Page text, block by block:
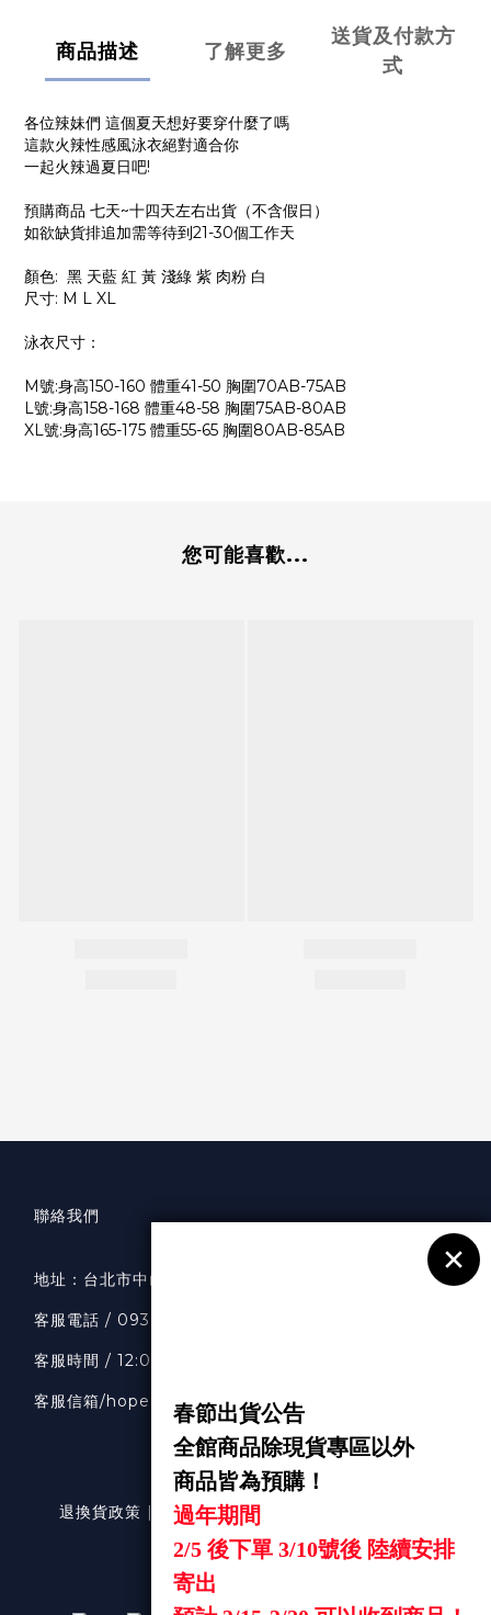
商品描述 了解更多
送貨及付款方
式
各位辣妹們 這個夏天想好要穿什麼了嗎
這款火辣性感風泳衣絕對適合你
一起火辣過夏日吧!
預購商品 七天~十四天左右出貨（不含假日）
如欲缺貨排追加需等待到21-30個工作天
顏色: 黑 天藍 紅 黃 淺綠 紫 肉粉 白
尺寸: M L XL
泳衣尺寸：
M號:身高150-160 體重41-50 胸圍70AB-75AB
L號:身高158-168 體重48-58 胸圍75AB-80AB
XL號:身高165-175 體重55-65 胸圍80AB-85AB
您可能喜歡...
聯絡我們
地址： 台北市中山區南京東路二段36號7樓
客服電話 / 0938318033
客服時間 / 12:00-20:00
客服信箱/hopeselects1111@gmail.com
退換貨政策 | 條款及細則 | 2024 © hopeselects